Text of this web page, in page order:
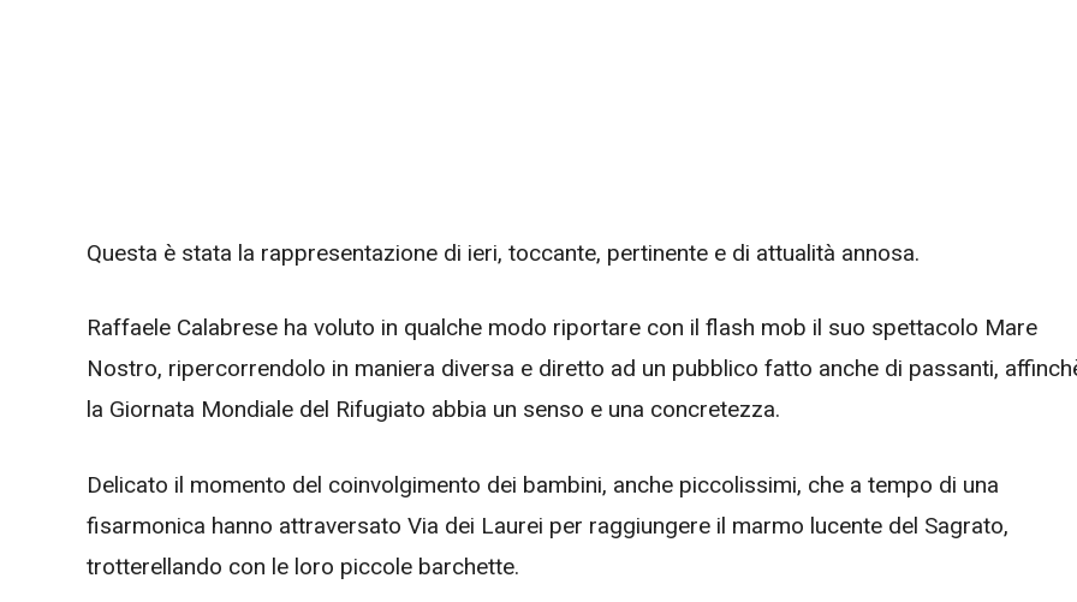
Questa è stata la rappresentazione di ieri, toccante, pertinente e di attualità annosa.
Raffaele Calabrese ha voluto in qualche modo riportare con il flash mob il suo spettacolo Mare
Nostro, ripercorrendolo in maniera diversa e diretto ad un pubblico fatto anche di passanti,
la Giornata Mondiale del Rifugiato abbia un senso e una concretezza.
Delicato il momento del coinvolgimento dei bambini, anche piccolissimi, che a tempo di una
fisarmonica hanno attraversato Via dei Laurei per raggiungere il marmo lucente del Sagrato,
trotterellando con le loro piccole barchette.